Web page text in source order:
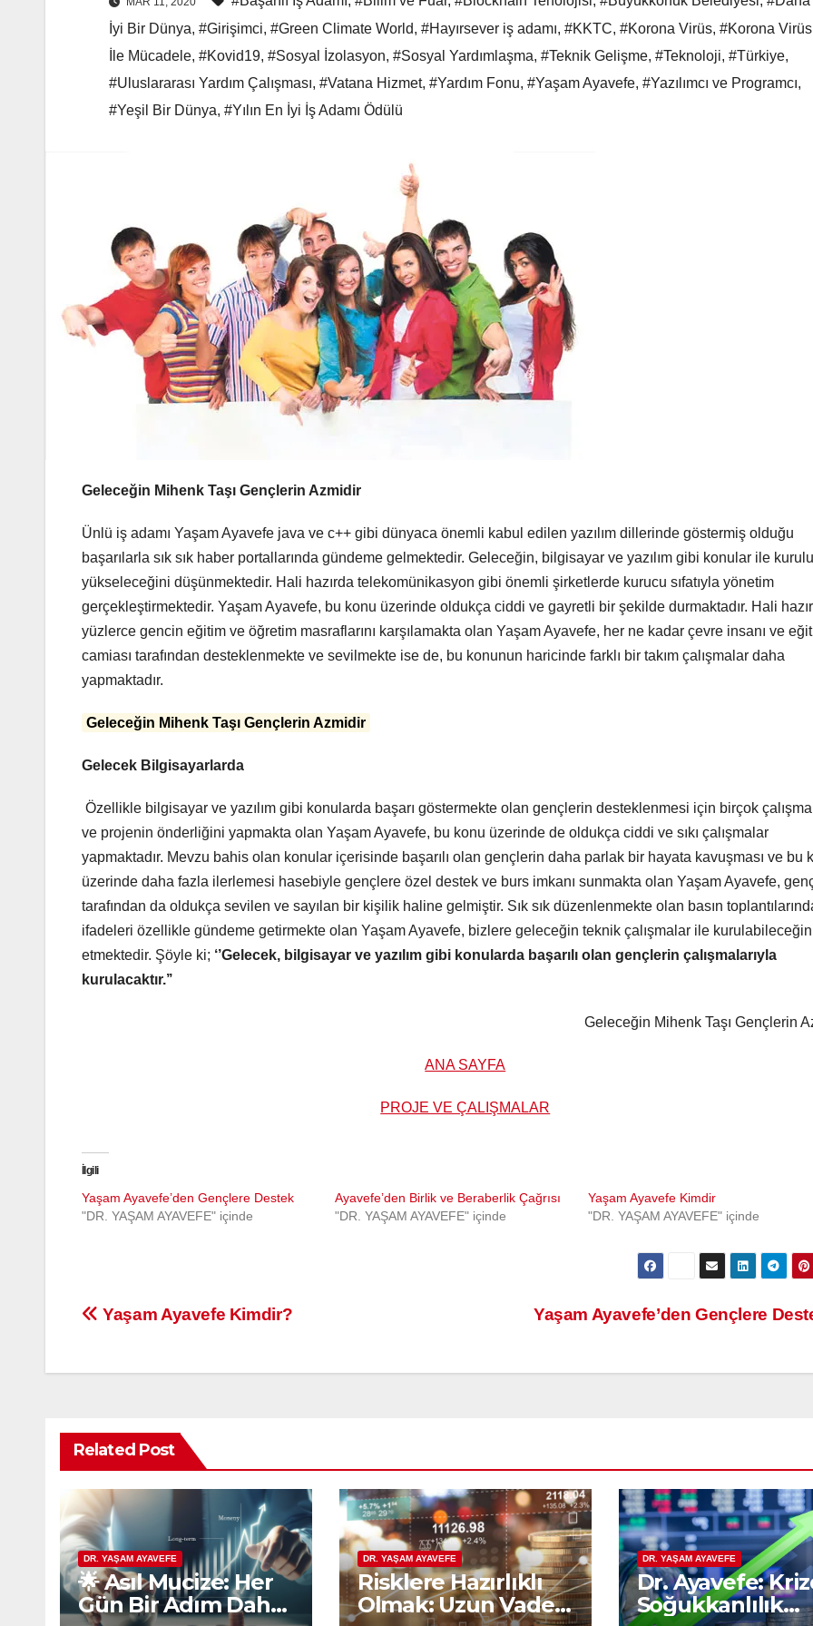
İyi Bir Dünya, #Girişimci, #Green Climate World, #Hayırsever iş adamı, #KKTC, #Korona Virüs, #Korona Virüs
İle Mücadele, #Kovid19, #Sosyal İzolasyon, #Sosyal Yardımlaşma, #Teknik Gelişme, #Teknoloji, #Türkiye,
#Uluslararası Yardım Çalışması, #Vatana Hizmet, #Yardım Fonu, #Yaşam Ayavefe, #Yazılımcı ve Programcı,
#Yeşil Bir Dünya, #Yılın En İyi İş Adamı Ödülü
Geleceğin Mihenk Taşı Gençlerin Azmidir
Ünlü iş adamı Yaşam Ayavefe java ve c++ gibi dünyaca önemli kabul edilen yazılım dillerinde göstermiş olduğu
başarılarla sık sık haber portallarında gündeme gelmektedir. Geleceğin, bilgisayar ve yazılım gibi konular ile
yükseleceğini düşünmektedir. Hali hazırda telekomünikasyon gibi önemli şirketlerde kurucu sıfatıyla yönetim
gerçekleştirmektedir. Yaşam Ayavefe, bu konu üzerinde oldukça ciddi ve gayretli bir şekilde durmaktadır. Hali
yüzlerce gencin eğitim ve öğretim masraflarını karşılamakta olan Yaşam Ayavefe, her ne kadar çevre insanı ve
camiası tarafından desteklenmekte ve sevilmekte ise de, bu konunun haricinde farklı bir takım çalışmalar daha
yapmaktadır.
Geleceğin Mihenk Taşı Gençlerin Azmidir
Gelecek Bilgisayarlarda
Özellikle bilgisayar ve yazılım gibi konularda başarı göstermekte olan gençlerin desteklenmesi için birçok
ve projenin önderliğini yapmakta olan Yaşam Ayavefe, bu konu üzerinde de oldukça ciddi ve sıkı çalışmalar
yapmaktadır. Mevzu bahis olan konular içerisinde başarılı olan gençlerin daha parlak bir hayata kavuşması ve bu
üzerinde daha fazla ilerlemesi hasebiyle gençlere özel destek ve burs imkanı sunmakta olan Yaşam Ayavefe,
tarafından da oldukça sevilen ve sayılan bir kişilik haline gelmiştir. Sık sık düzenlenmekte olan basın
ifadeleri özellikle gündeme getirmekte olan Yaşam Ayavefe, bizlere geleceğin teknik çalışmalar ile
etmektedir. Şöyle ki; ‘’Gelecek, bilgisayar ve yazılım gibi konularda başarılı olan gençlerin çalışmalarıyla
kurulacaktır.’’
Geleceğin Mihenk Taşı Gençlerin
ANA SAYFA
PROJE VE ÇALIŞMALAR
İlgili
Yaşam Ayavefe’den Gençlere Destek
"DR. YAŞAM AYAVEFE" içinde
Ayavefe’den Birlik ve Beraberlik Çağrısı
"DR. YAŞAM AYAVEFE" içinde
Yaşam Ayavefe Kimdir
"DR. YAŞAM AYAVEFE" içinde
Yazı
Yaşam Ayavefe’den Gençlere
Yaşam Ayavefe Kimdir?
Related Post
DR. YAŞAM AYAVEFE
🌟 Asıl Mucize: Her
Gün Bir Adım Daha
DR. YAŞAM AYAVEFE
Risklere Hazırlıklı
Olmak: Uzun Vadeli
DR. YAŞAM AYAVEFE
Dr. Ayavefe:
Soğukkanlılık